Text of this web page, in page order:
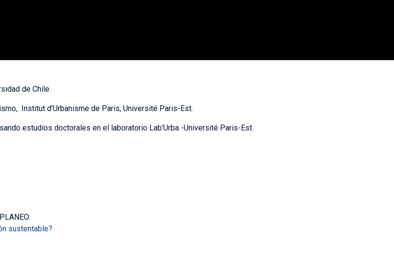
de Chile.
Institut d’Urbanisme de Paris, Université Paris-Est.
estudios doctorales en el laboratorio Lab’Urba -Université Paris-Est.
sustentable?